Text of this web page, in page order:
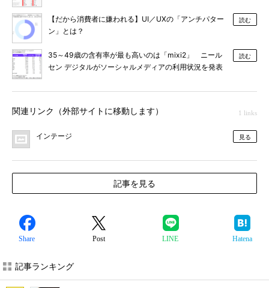
【だから消費者に嫌われる】UI／UXの「アンチパター
ン」とは？
読む
35～49歳の含有率が最も高いのは「mixi2」 ニール
セン デジタルがソーシャルメディアの利用状況を発表
読む
関連リンク（外部サイトに移動します） 1 links
インテージ 見る
記事を見る
Share Post LINE Hatena
記事ランキング